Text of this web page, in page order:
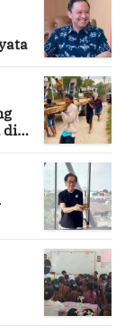
di